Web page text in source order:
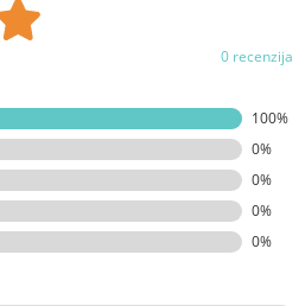
0 recenzija
100%
0%
0%
0%
0%